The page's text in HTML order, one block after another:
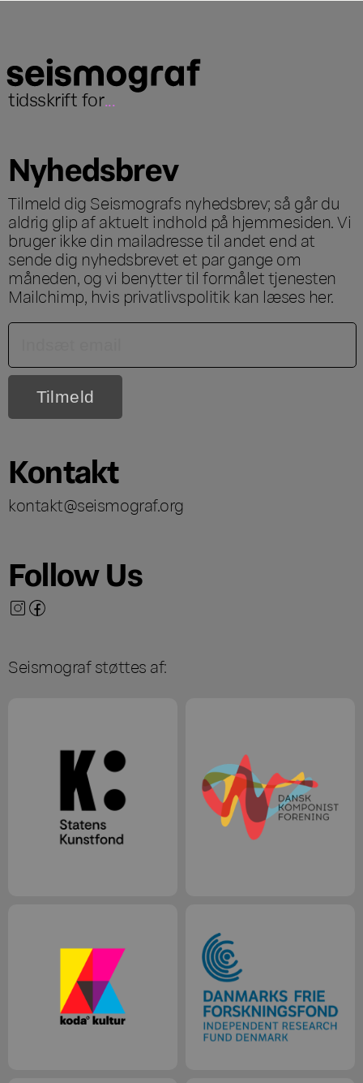
tidsskrift for...
Nyhedsbrev
Tilmeld dig Seismografs nyhedsbrev; så går du
aldrig glip af aktuelt indhold på hjemmesiden. Vi
bruger ikke din mailadresse til andet end at
sende dig nyhedsbrevet et par gange om
måneden, og vi benytter til formålet tjenesten
Mailchimp, hvis privatlivspolitik kan læses her.
Kontakt
kontakt@seismograf.org
Follow Us
Seismograf støttes af: